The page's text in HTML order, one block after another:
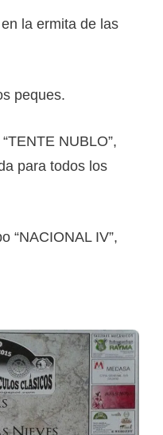
la ermita de las
peques.
NUBLO”,
para todos los
“NACIONAL IV”,